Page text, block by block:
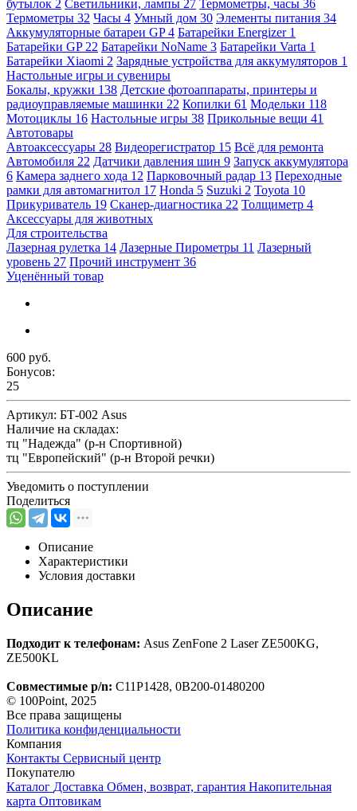
бутылок 2 Светильники, лампы 27 Термометры, часы 36
Термометры 32 Часы 4 Умный дом 30 Элементы питания 34
Аккумуляторные батареи GP4 Батарейки Energizer 1
Батарейки GP 22 Батарейки NoName 3 Батарейки Varta 1
Батарейки Xiaomi 2 Зарядные устройства для аккумуляторов 1
Настольные игры и сувениры
Бокалы, кружки 138 Детские фотоаппараты, принтеры и
радиоуправляемые машинки 22 Копилки 61 Модельки 118
Мотоциклы 16 Настольные игры 38 Прикольные вещи 41
Автотовары
Автоаксессуары 28 Видеорегистратор 15 Всё для ремонта
Автомобиля 22 Датчики давления шин 9 Запуск аккумулятора
6 Камера заднего хода 12 Парковочный радар 13 Переходные
рамки для автомагнитол 17 Honda 5 Suzuki 2 Toyota 10
Прикуриватель 19 Сканер-диагностика 22 Толщиметр 4
Аксессуары для животных
Для строительства
Лазерная рулетка 14 Лазерные Пирометры 11 Лазерный
уровень 27 Прочий инструмент 36
Уценённый товар
600 руб.
Бонусов:
25
Артикул: БТ-002 Asus
Наличие на складах:
тц "Надежда" (р-н Спортивной)
тц "Европейский" (р-н Второй речки)
Уведомить о поступлении
Поделиться
Описание
Характеристики
Условия доставки
Описание
Подходит к телефонам: Asus ZenFone 2 Laser ZE500KG,
ZE500KL
Совместимые p/n: C11P1428, 0B200-01480200
© 100Point, 2025
Все права защищены
Политика конфиденциальности
Компания
Контакты Сервисный центр
Покупателю
Каталог Доставка Обмен, возврат, гарантия Накопительная
карта Оптовикам